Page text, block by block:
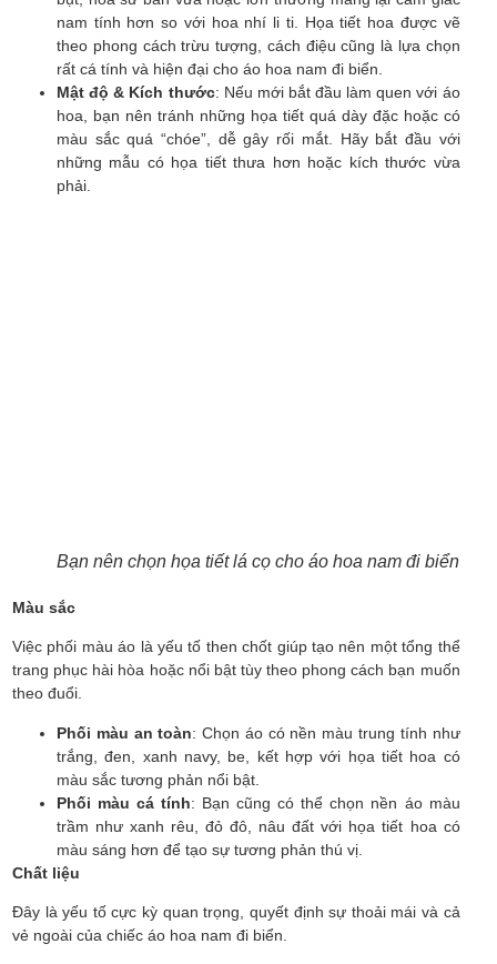
nam tính hơn so với hoa nhí li ti. Họa tiết hoa được vẽ
theo phong cách trừu tượng, cách điệu cũng là lựa chọn
rất cá tính và hiện đại cho áo hoa nam đi biển.
Mật độ & Kích thước: Nếu mới bắt đầu làm quen với áo
hoa, bạn nên tránh những họa tiết quá dày đặc hoặc có
màu sắc quá “chóe”, dễ gây rối mắt. Hãy bắt đầu với
những mẫu có họa tiết thưa hơn hoặc kích thước vừa
phải.
Bạn nên chọn họa tiết lá cọ cho áo hoa nam đi biển
Màu sắc
Việc phối màu áo là yếu tố then chốt giúp tạo nên một tổng thể
trang phục hài hòa hoặc nổi bật tùy theo phong cách bạn muốn
theo đuổi.
Phối màu an toàn: Chọn áo có nền màu trung tính như
trắng, đen, xanh navy, be, kết hợp với họa tiết hoa có
màu sắc tương phản nổi bật.
Phối màu cá tính: Bạn cũng có thể chọn nền áo màu
trầm như xanh rêu, đỏ đô, nâu đất với họa tiết hoa có
màu sáng hơn để tạo sự tương phản thú vị.
Chất liệu
Đây là yếu tố cực kỳ quan trọng, quyết định sự thoải mái và cả
vẻ ngoài của chiếc áo hoa nam đi biển.